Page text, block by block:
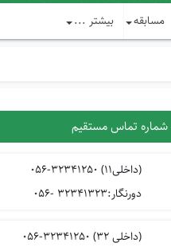
مسابقه بیشتر ...
شماره تماس مستقیم
(داخلی11) 32341250-056
دورنگار:32341323 -056
(داخلی 32) 32341250-056